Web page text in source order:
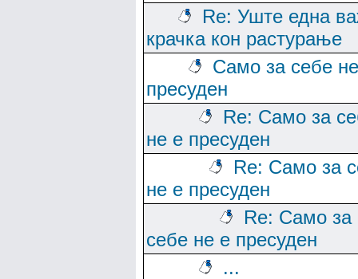
Re: Уште една
крачка кон растурање
Само за себе
пресуден
Re: Само за
не е пресуден
Re: Само за
не е пресуден
Re: Само за
себе не е пресуден
...